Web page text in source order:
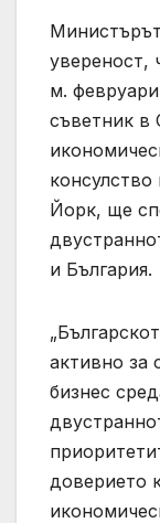
увереност,
м.
съветник в
Йорк, ще
и България.
активно за
бизнес
доверието